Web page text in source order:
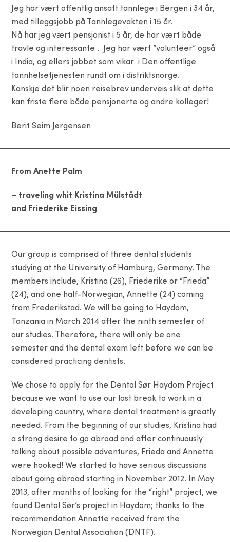
Jeg har vært offentlig ansatt tannlege i Bergen i 34 år,
med tilleggsjobb på Tannlegevakten i 15 år.
Nå har jeg vært pensjonist i 5 år, de har vært både
travle og interessante . Jeg har vært ”volunteer” også
i India, og ellers jobbet som vikar i Den offentlige
tannhelsetjenesten rundt om i distriktsnorge.
Kanskje det blir noen reisebrev underveis slik at dette
kan friste flere både pensjonerte og andre kolleger!
Berit Seim Jørgensen
From Anette Palm
– traveling whit Kristina Mülstädt
and Friederike Eissing
Our group is comprised of three dental students
studying at the University of Hamburg, Germany. The
members include, Kristina (26), Friederike or “Frieda”
(24), and one half-Norwegian, Annette (24) coming
from Frederikstad. We will be going to Haydom,
Tanzania in March 2014 after the ninth semester of
our studies. Therefore, there will only be one
semester and the dental exam left before we can be
considered practicing dentists.
We chose to apply for the Dental Sør Haydom Project
because we want to use our last break to work in a
developing country, where dental treatment is greatly
needed. From the beginning of our studies, Kristina had
a strong desire to go abroad and after continuously
talking about possible adventures, Frieda and Annette
were hooked! We started to have serious discussions
about going abroad starting in November 2012. In May
2013, after months of looking for the “right” project, we
found Dental Sør’s project in Haydom; thanks to the
recommendation Annette received from the
Norwegian Dental Association (DNTF).